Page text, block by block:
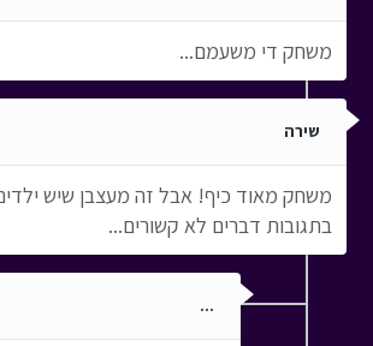
משחק די משעמם...
שירה
משחק מאוד כיף! אבל זה מעצבן שיש
בתגובות דברים לא קשורים...
...